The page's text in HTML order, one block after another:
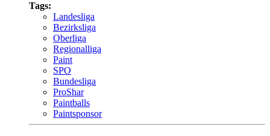
Tags:
Landesliga
Bezirksliga
Oberliga
Regionalliga
Paint
SPO
Bundesliga
ProShar
Paintballs
Paintsponsor